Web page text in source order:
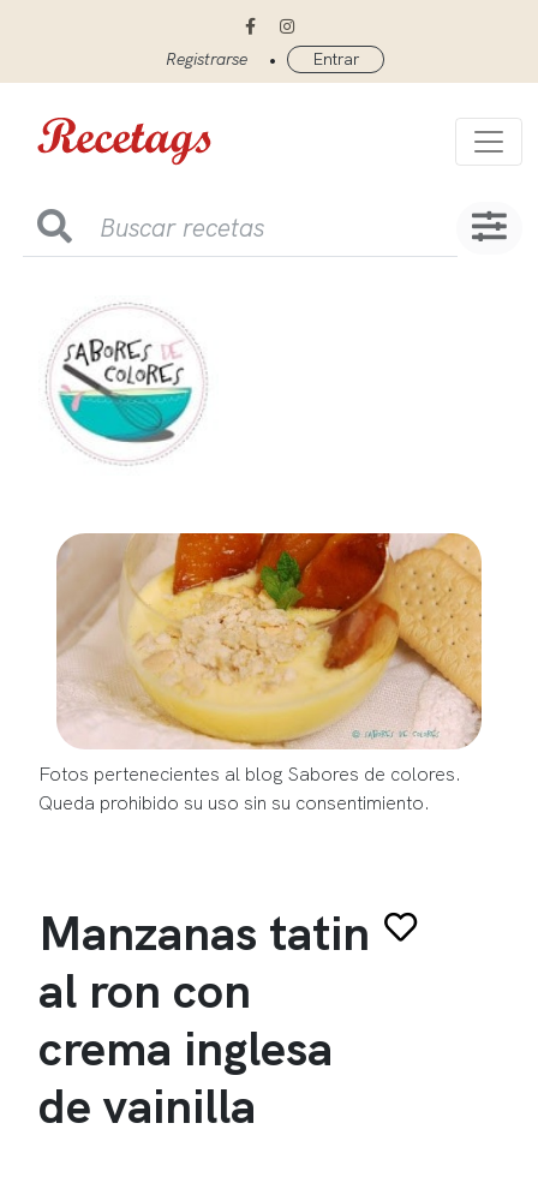
Registrarse • Entrar
Fotos pertenecientes al blog Sabores de colores.
Queda prohibido su uso sin su consentimiento.
Manzanas tatin
al ron con
crema inglesa
de vainilla